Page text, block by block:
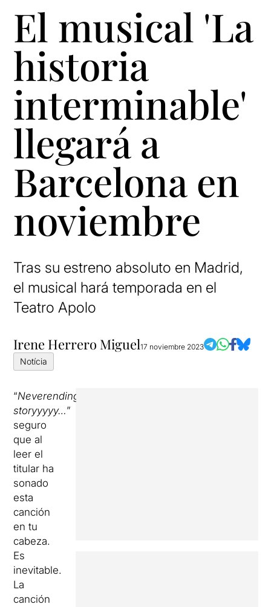
El musical 'La
historia
interminable'
llegará a
Barcelona en
noviembre
Tras su estreno absoluto en Madrid,
el musical hará temporada en el
Teatro Apolo
Irene Herrero Miguel17 noviembre 2023
Notícia
“Neverending
storyyyyy…”
seguro
que al
leer el
titular ha
sonado
esta
canción
en tu
cabeza.
Es
inevitable.
La
canción